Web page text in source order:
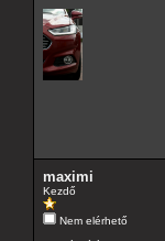
maximi
Kezdő
Nem elérhető